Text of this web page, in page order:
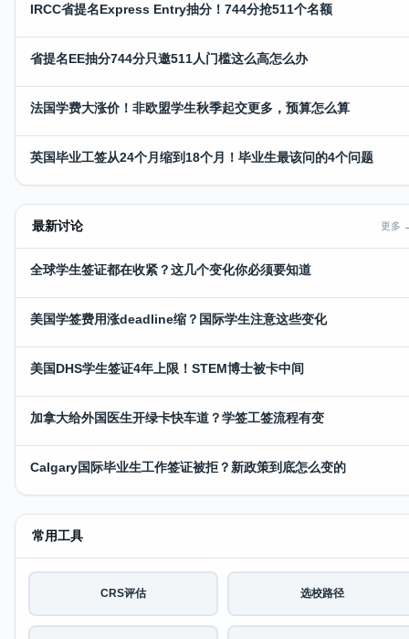
IRCC省提名Express Entry抽分！744分抢511个名额
省提名EE抽分744分只邀511人门槛这么高怎么办
法国学费大涨价！非欧盟学生秋季起交更多，预算怎么算
英国毕业工签从24个月缩到18个月！毕业生最该问的4个问题
最新讨论 更多
全球学生签证都在收紧？这几个变化你必须要知道
美国学签费用涨deadline缩？国际学生注意这些变化
美国DHS学生签证4年上限！STEM博士被卡中间
加拿大给外国医生开绿卡快车道？学签工签流程有变
Calgary国际毕业生工作签证被拒？新政策到底怎么变的
常用工具
CRS评估 选校路径